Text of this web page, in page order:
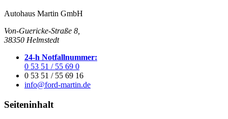
Autohaus Martin GmbH
Von-Guericke-Straße 8,
38350 Helmstedt
24-h Notfallnummer:
0 53 51 / 55 69 0
0 53 51 / 55 69 16
info@ford-martin.de
Seiteninhalt